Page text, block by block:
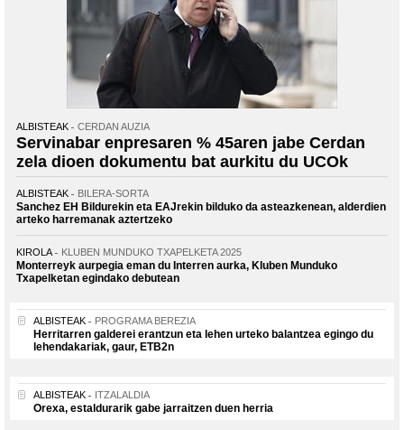
ALBISTEAK CERDAN AUZIA
Servinabar enpresaren % 45aren jabe Cerdan
zela dioen dokumentu bat aurkitu du UCOk
ALBISTEAK BILERA-SORTA
Sanchez EH Bildurekin eta EAJrekin bilduko da asteazkenean, alderdien
arteko harremanak aztertzeko
KIROLA KLUBEN MUNDUKO TXAPELKETA 2025
Monterreyk aurpegia eman du Interren aurka, Kluben Munduko
Txapelketan egindako debutean
ALBISTEAK PROGRAMA BEREZIA
Herritarren galderei erantzun eta lehen urteko balantzea egingo du
lehendakariak, gaur, ETB2n
ALBISTEAK ITZALALDIA
Orexa, estaldurarik gabe jarraitzen duen herria